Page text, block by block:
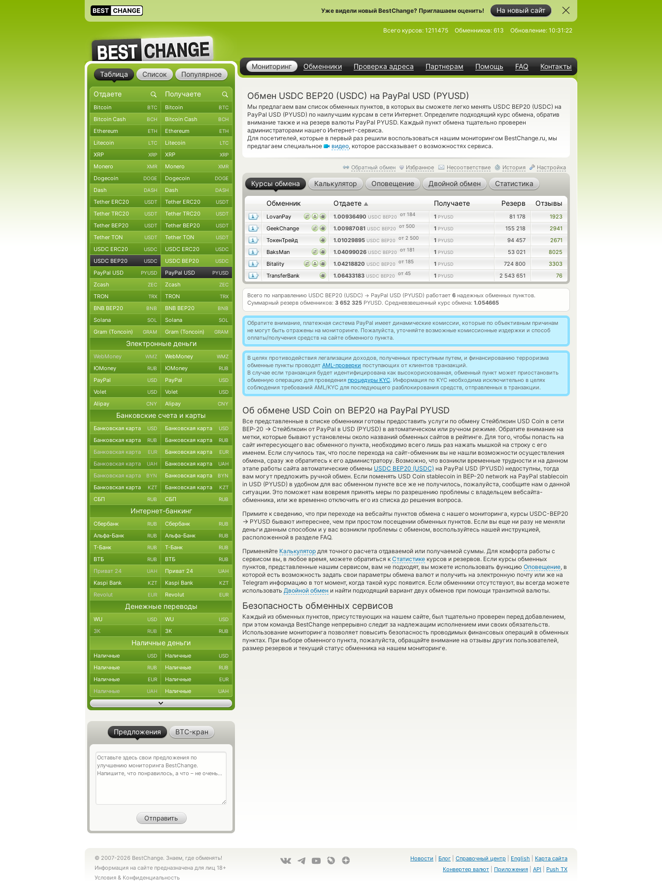
На новый сайт
Уже видели новый BestChange? Приглашаем оценить!
Мониторинг Обменники Проверка адреса Партнерам Помощь FAQ Контакты
Всего курсов: 1211475 Обменников: 613 Обновление: 10:31:22
Обмен USDC BEP20 (USDC) на PayPal USD (PYUSD)
Мы предлагаем вам список обменных пунктов, в которых вы сможете легко менять USDC BEP20 (USDC) на
PayPal USD (PYUSD) по наилучшим курсам в сети Интернет. Определите подходящий курс обмена, обратив
внимание также и на резерв валюты PayPal PYUSD. Каждый пункт обмена тщательно проверен
администраторами нашего Интернет-сервиса.
Для посетителей, которые в первый раз решили воспользоваться нашим мониторингом BestChange.ru, мы
предлагаем специальное
видео, которое рассказывает о возможностях сервиса.
Обратный обмен Избранное Несоответствие История Настройка
Курсы обмена Калькулятор Оповещение Двойной обмен Статистика
Обменник Отдаете ▲ Получаете Резерв Отзывы
LovanPay 1.00936490 USDC BEP20 от 184 1 PYUSD 81 178
1923
GeekChange
1.00987081 USDC BEP20 от 500 1 PYUSD 155 218
2941
ТокенТрейд
1.01029895 USDC BEP20 от 2 500 1 PYUSD 94 457
2671
BaksMan
1.04099026 USDC BEP20 от 181 1 PYUSD 53 021
8025
Bitality
1.04218820 USDC BEP20 от 185 1 PYUSD 724 800
3303
TransferBank
1.06433183 USDC BEP20 от 45 1 PYUSD 2 543 651 76
Всего по направлению USDC BEP20 (USDC) → PayPal USD (PYUSD) работает 6 надежных обменных пунктов.
Суммарный резерв обменников: 3 652 325 PYUSD. Средневзвешенный курс обмена: 1.054665
Обратите внимание, платежная система PayPal имеет динамические комиссии, которые по объективным причинам
не могут быть отражены на мониторинге. Пожалуйста, уточняйте возможные комиссионные издержки и способ
оплаты/получения средств на сайте обменного пункта.
В целях противодействия легализации доходов, полученных преступным путем, и финансированию терроризма
обменные пункты проводят AML-проверки поступающих от клиентов транзакций.
В случае если транзакция будет идентифицирована как высокорискованная, обменный пункт может приостановить
обменную операцию для проведения процедуры KYC. Информация по KYC необходима исключительно в целях
соблюдения требований AML/KYC для последующего разблокирования средств, отправленных в транзакции.
Об обмене USD Coin on BEP20 на PayPal PYUSD
Все представленные в списке обменники готовы предоставить услуги по обмену Стейблкоин USD Coin в сети
BEP-20 → Стейблкоин от PayPal в USD (PYUSD) в автоматическом или ручном режиме. Обратите внимание на
метки, которые бывают установлены около названий обменных сайтов в рейтинге. Для того, чтобы попасть на
сайт интересующего вас обменного пункта, необходимо всего лишь раз нажать мышкой на строку с его
именем. Если случилось так, что после перехода на сайт-обменник вы не нашли возможности осуществления
обмена, сразу же обратитесь к его администратору. Возможно, что возникли временные трудности и на данном
этапе работы сайта автоматические обмены USDC BEP20 (USDC) на PayPal USD (PYUSD) недоступны, тогда
вам могут предложить ручной обмен. Если поменять USD Coin stablecoin in BEP-20 network на PayPal stablecoin
in USD (PYUSD) в удобном для вас обменном пункте все же не получилось, пожалуйста, сообщите нам о данной
ситуации. Это поможет нам вовремя принять меры по разрешению проблемы с владельцем вебсайта-
обменника, или же временно отключить его из списка до решения вопроса.
Примите к сведению, что при переходе на вебсайты пунктов обмена с нашего мониторинга, курсы USDC-BEP20
→ PYUSD бывают интереснее, чем при простом посещении обменных пунктов. Если вы еще ни разу не меняли
деньги данным способом и у вас возникли проблемы с обменом, воспользуйтесь нашей инструкцией,
расположенной в разделе FAQ.
Применяйте Калькулятор для точного расчета отдаваемой или получаемой суммы. Для комфорта работы с
сервисом вы, в любое время, можете обратиться к Статистике курсов и резервов. Если курсы обменных
пунктов, представленные нашим сервисом, вам не подходят, вы можете использовать функцию Оповещение, в
которой есть возможность задать свои параметры обмена валют и получить на электронную почту или же на
Telegram информацию в тот момент, когда такой курс появится. Если обменники отсутствуют, вы всегда можете
использовать Двойной обмен и найти подходящий вариант двух обменов при помощи транзитной валюты.
Безопасность обменных сервисов
Каждый из обменных пунктов, присутствующих на нашем сайте, был тщательно проверен перед добавлением,
при этом команда BestChange непрерывно следит за надлежащим исполнением ими своих обязательств.
Использование мониторинга позволяет повысить безопасность проводимых финансовых операций в обменных
пунктах. При выборе обменного пункта, пожалуйста, обращайте внимание на отзывы других пользователей,
размер резервов и текущий статус обменника на нашем мониторинге.
Таблица Список Популярное
Bitcoin BTC Bitcoin BTC
Bitcoin Cash BCH Bitcoin Cash BCH
Ethereum ETH Ethereum ETH
Litecoin LTC Litecoin LTC
XRP XRP XRP XRP
Monero XMR Monero XMR
Dogecoin DOGE Dogecoin DOGE
Dash DASH Dash DASH
Tether ERC20 USDT Tether ERC20 USDT
Tether TRC20 USDT Tether TRC20 USDT
Tether BEP20 USDT Tether BEP20 USDT
Tether TON USDT Tether TON USDT
USDC ERC20 USDC USDC ERC20 USDC
USDC BEP20 USDC USDC BEP20 USDC
PayPal USD PYUSD PayPal USD PYUSD
Zcash ZEC Zcash ZEC
TRON TRX TRON TRX
BNB BEP20 BNB BNB BEP20 BNB
Solana SOL Solana SOL
Gram (Toncoin) GRAM Gram (Toncoin) GRAM
Электронные деньги
WebMoney WMZ WebMoney WMZ
ЮMoney RUB ЮMoney RUB
PayPal USD PayPal USD
Volet USD Volet USD
Alipay CNY Alipay CNY
Банковские счета и карты
Банковская карта USD Банковская карта USD
Банковская карта RUB Банковская карта RUB
Банковская карта EUR Банковская карта EUR
Банковская карта UAH Банковская карта UAH
Банковская карта BYN Банковская карта BYN
Банковская карта KZT Банковская карта KZT
СБП RUB СБП RUB
Интернет-банкинг
Сбербанк RUB Сбербанк RUB
Альфа-Банк RUB Альфа-Банк RUB
Т-Банк RUB Т-Банк RUB
ВТБ RUB ВТБ RUB
Приват 24 UAH Приват 24 UAH
Kaspi Bank KZT Kaspi Bank KZT
Revolut EUR Revolut EUR
Денежные переводы
WU USD WU USD
ЗК RUB ЗК RUB
Наличные деньги
Наличные USD Наличные USD
Наличные RUB Наличные RUB
Наличные EUR Наличные EUR
Наличные UAH Наличные UAH
Предложения BTC-кран
© 2007-2026 BestChange. Знаем, где обменять!
Информация на сайте предназначена для лиц 18+
Условия & Конфиденциальность
Новости Блог Справочный центр English
Карта сайта
Конвертер валют
Приложения API Push TX